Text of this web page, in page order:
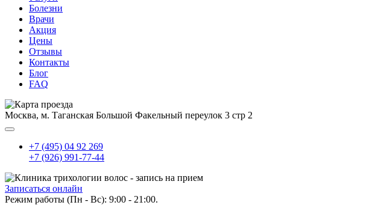
Болезни
Врачи
Акция
Цены
Отзывы
Контакты
Блог
FAQ
Москва, м. Таганская Большой Факельный переулок 3 стр 2
+7 (495) 04 92 269
+7 (926) 991-77-44
Записаться онлайн
Режим работы (Пн - Вс): 9:00 - 21:00.